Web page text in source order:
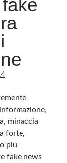
viene aggiornato
editoriale ai
di quanto
cancellati quelli
minaccia
forte,
più
fake news